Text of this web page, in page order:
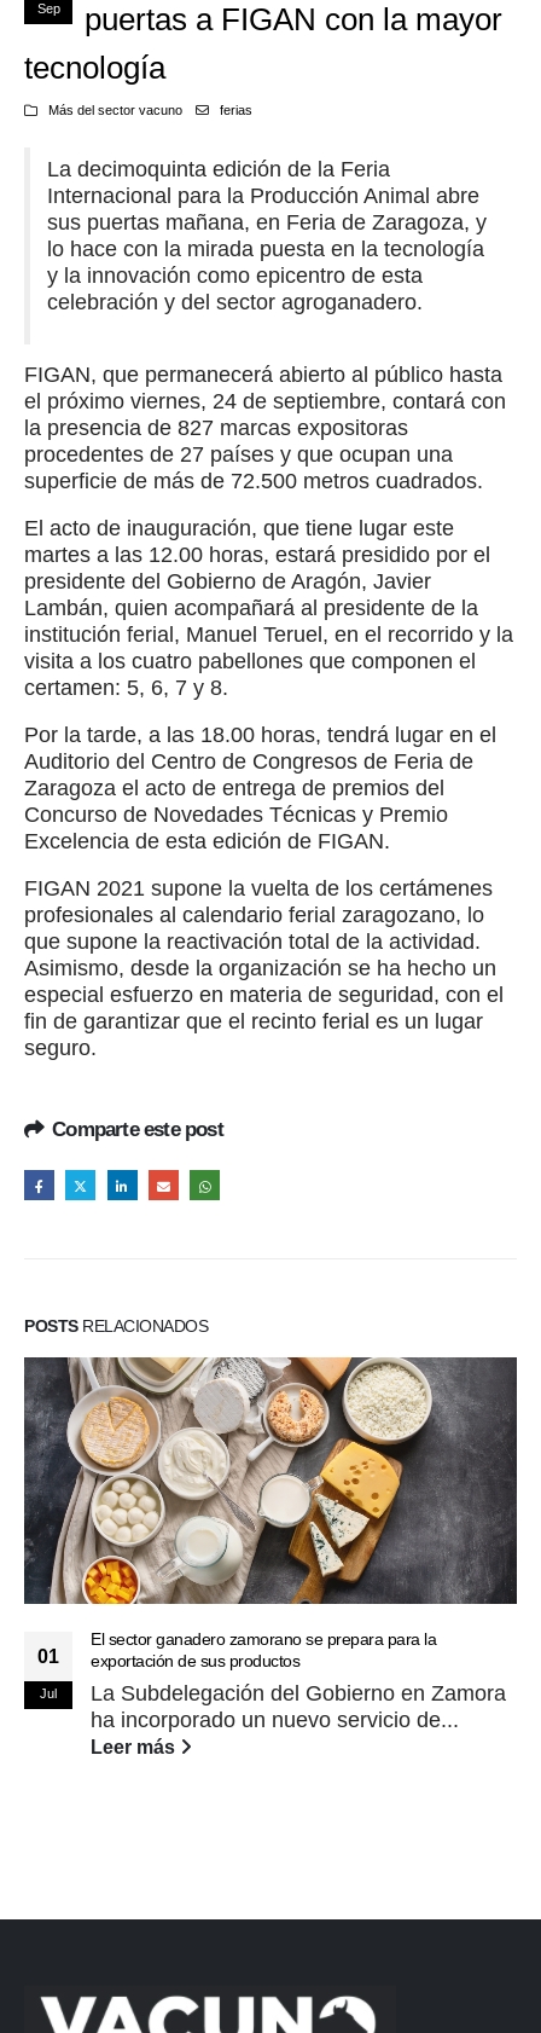
Sep
puertas a FIGAN con la mayor
tecnología
Más del sector vacuno ferias
La decimoquinta edición de la Feria
Internacional para la Producción Animal abre
sus puertas mañana, en Feria de Zaragoza, y
lo hace con la mirada puesta en la tecnología
y la innovación como epicentro de esta
celebración y del sector agroganadero.
FIGAN, que permanecerá abierto al público hasta
el próximo viernes, 24 de septiembre, contará con
la presencia de 827 marcas expositoras
procedentes de 27 países y que ocupan una
superficie de más de 72.500 metros cuadrados.
El acto de inauguración, que tiene lugar este
martes a las 12.00 horas, estará presidido por el
presidente del Gobierno de Aragón, Javier
Lambán, quien acompañará al presidente de la
institución ferial, Manuel Teruel, en el recorrido y la
visita a los cuatro pabellones que componen el
certamen: 5, 6, 7 y 8.
Por la tarde, a las 18.00 horas, tendrá lugar en el
Auditorio del Centro de Congresos de Feria de
Zaragoza el acto de entrega de premios del
Concurso de Novedades Técnicas y Premio
Excelencia de esta edición de FIGAN.
FIGAN 2021 supone la vuelta de los certámenes
profesionales al calendario ferial zaragozano, lo
que supone la reactivación total de la actividad.
Asimismo, desde la organización se ha hecho un
especial esfuerzo en materia de seguridad, con el
fin de garantizar que el recinto ferial es un lugar
seguro.
Comparte este post
POSTSRELACIONADOS
01
Jul
El sector ganadero zamorano se prepara para la
exportación de sus productos
La Subdelegación del Gobierno en Zamora
ha incorporado un nuevo servicio de...
Leer más